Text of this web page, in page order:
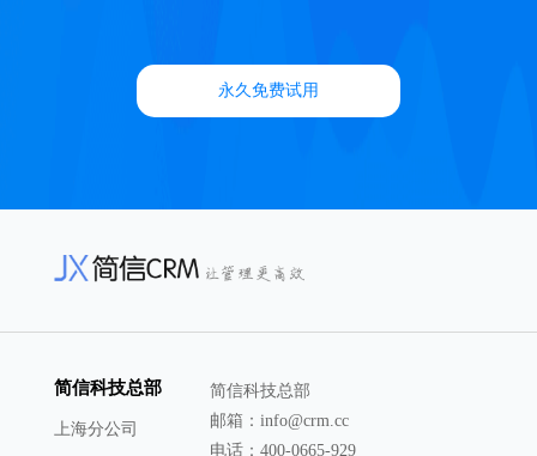
永久免费试用
简信科技总部
上海分公司
简信科技总部
邮箱：info@crm.cc
电话：400-0665-929